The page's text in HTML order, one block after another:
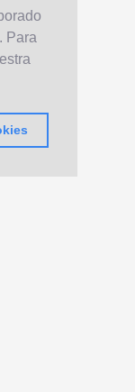
Para